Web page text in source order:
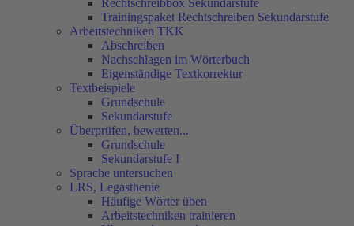
Rechtschreibbox Sekundarstufe
Trainingspaket Rechtschreiben Sekundarstufe
Arbeitstechniken TKK
Abschreiben
Nachschlagen im Wörterbuch
Eigenständige Textkorrektur
Textbeispiele
Grundschule
Sekundarstufe
Überprüfen, bewerten...
Grundschule
Sekundarstufe I
Sprache untersuchen
LRS, Legasthenie
Häufige Wörter üben
Arbeitstechniken trainieren